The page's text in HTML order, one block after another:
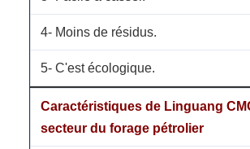
4- Moins de résidus.
5- C'est écologique.
Caractéristiques de Linguang
secteur du forage pétrolier